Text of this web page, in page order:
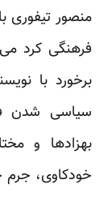
منصور تیفوری
فرهنگی کرد
برخورد با
سیاسی شدن
بهزادها و
خودکاوی، جرم